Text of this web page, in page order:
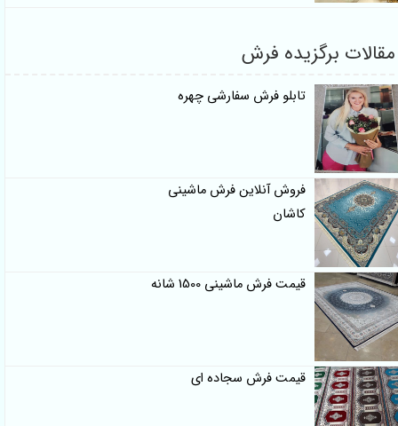
مقالات برگزیده فرش
تابلو فرش سفارشی چهره
فروش آنلاین فرش ماشینی
کاشان
قیمت فرش ماشینی 1500 شانه
قیمت فرش سجاده ای